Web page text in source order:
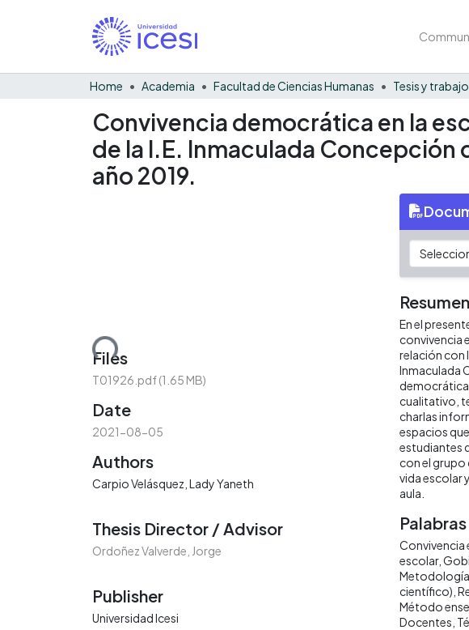
Home Academia Facultad de Ciencias Humanas Tesis y
Convivencia democrática en la
de la I.E. Inmaculada
año 2019.
Loading...
Files
T01926.pdf(1.65 MB)
Date
2021-08-05
Authors
Carpio Velásquez, Lady Yaneth
Thesis Director / Advisor
Ordoñez Valverde, Jorge
Publisher
Universidad Icesi
Resumen
En el
convivencia
relación con
Inmaculada
democrática
cualitativo,
charlas
espacios
estudiantes
con el grupo
vida escolar
aula.
Convivencia
escolar
Metodología
científico)
Método
Docentes